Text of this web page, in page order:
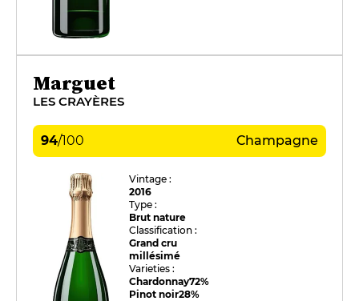
Marguet
LES CRAYÈRES
94/100 Champagne
Vintage :
2016
Type :
Brut nature
Classification :
Grand cru
millésimé
Varieties :
Chardonnay72%
Pinot noir28%